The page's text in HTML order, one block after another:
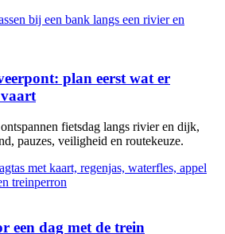
plan eerst wat er
fietsdag langs rivier en dijk,
pauzes, veiligheid en routekeuze.
een dag met de trein